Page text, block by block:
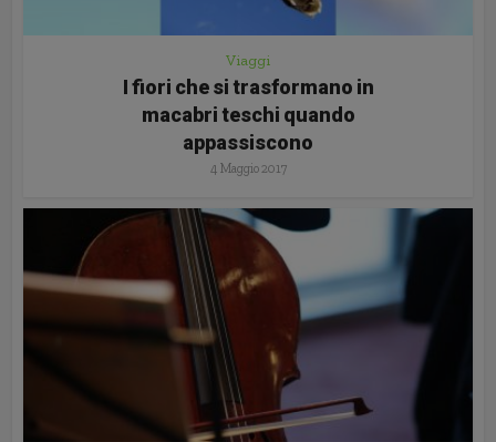
Viaggi
I fiori che si trasformano in
macabri teschi quando
appassiscono
4 Maggio 2017